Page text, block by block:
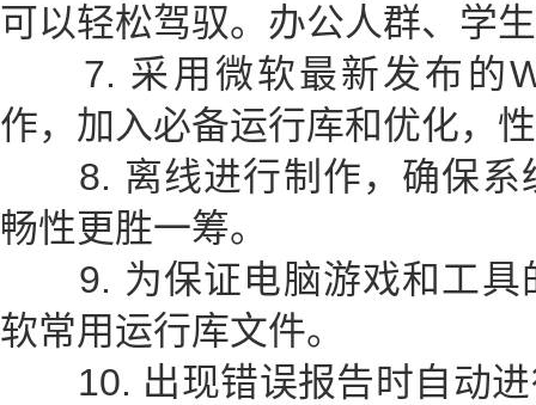
可以轻松驾驭。办公人群、学
7. 采用微软最新发布的
作，加入必备运行库和优化，
8. 离线进行制作，确保系
畅性更胜一筹。
9. 为保证电脑游戏和工具
软常用运行库文件。
10. 出现错误报告时自动进